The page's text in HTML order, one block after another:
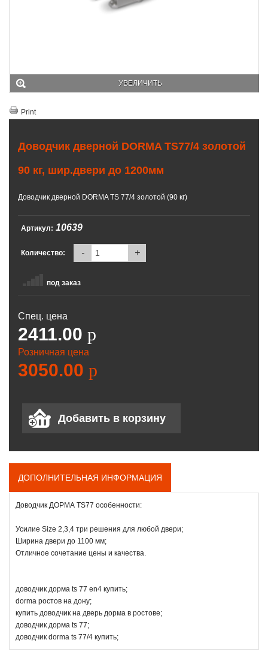
УВЕЛИЧИТЬ
Print
Доводчик дверной DORMA ТS77/4 золотой
90 кг, шир.двери до 1200мм
Доводчик дверной DORMA ТS 77/4 золотой (90 кг)
Артикул: 10639
Количество: - +
под заказ
Спец. цена
2411.00 p
Розничная цена
3050.00 p
ДОПОЛНИТЕЛЬНАЯ ИНФОРМАЦИЯ
Доводчик ДОРМА TS77 особенности:
Усилие Size 2,3,4 три решения для любой двери;
Ширина двери до 1100 мм;
Отличное сочетание цены и качества.
доводчик дорма ts 77 en4 купить;
dorma ростов на дону;
купить доводчик на дверь дорма в ростове;
доводчик дорма ts 77;
доводчик dorma ts 77/4 купить;